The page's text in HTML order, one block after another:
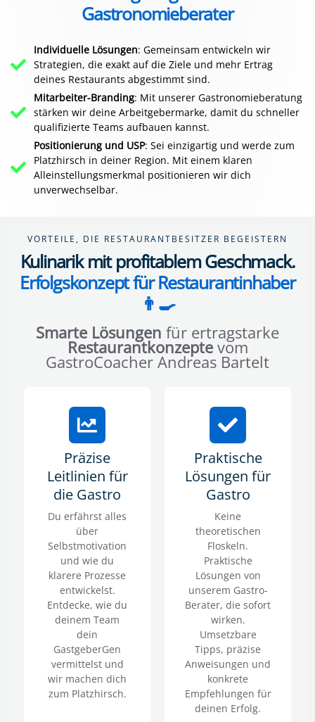
Gastronomieberater
Individuelle Lösungen: Gemeinsam entwickeln wir
Strategien, die exakt auf die Ziele und mehr Ertrag
deines Restaurants abgestimmt sind.
Mitarbeiter-Branding: Mit unserer Gastronomieberatung
stärken wir deine Arbeitgebermarke, damit du schneller
qualifizierte Teams aufbauen kannst.
Positionierung und USP: Sei einzigartig und werde zum
Platzhirsch in deiner Region. Mit einem klaren
Alleinstellungsmerkmal positionieren wir dich
unverwechselbar.
VORTEILE, DIE RESTAURANTBESITZER BEGEISTERN
Kulinarik mit profitablem Geschmack.
Erfolgskonzept für Restaurantinhaber
👨‍🍳
Smarte Lösungen für ertragstarke
Restaurantkonzeptevom
GastroCoacher Andreas Bartelt
Präzise
Leitlinien für
die Gastro
Du erfährst alles
über
Selbstmotivation
und wie du
klarere Prozesse
entwickelst.
Entdecke, wie du
deinem Team
dein
GastgeberGen
vermittelst und
wir machen dich
zum Platzhirsch.
Praktische
Lösungen für
Gastro
Keine
theoretischen
Floskeln.
Praktische
Lösungen von
unserem Gastro-
Berater, die sofort
wirken.
Umsetzbare
Tipps, präzise
Anweisungen und
konkrete
Empfehlungen für
deinen Erfolg.